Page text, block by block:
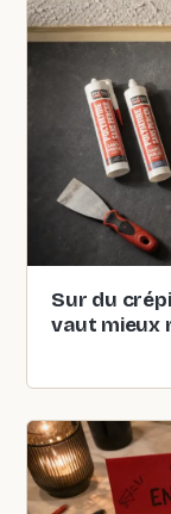
Sur du
vaut mieux